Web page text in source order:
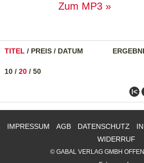
Zum MP3
TITEL / PREIS / DATUM
10 / 20 / 50
ǀ<
IMPRESSUM AGB DATENSCHUTZ
WIDERRUF
© GABAL VERLAG GMBH